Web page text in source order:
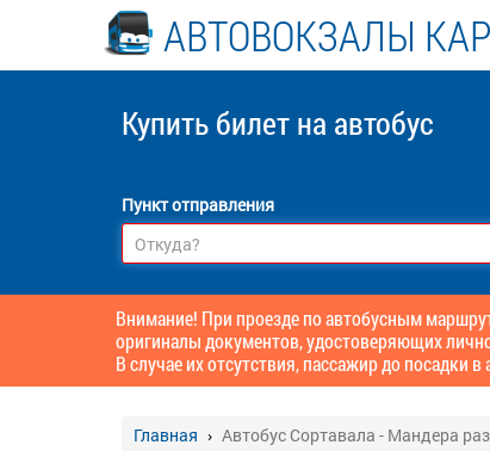
АВТОВОКЗАЛЫ
Купить билет на автобус
Пункт отправления
Внимание! При проезде по автобусным
оригиналы документов, удостоверяющих
В случае их отсутствия, пассажир до посадки в
Главная Автобус Сортавала - Мандера